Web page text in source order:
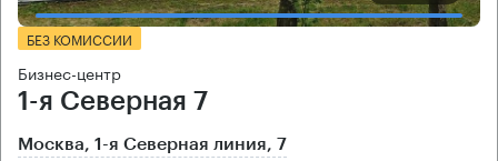
БЕЗ КОМИССИИ
Бизнес-центр
1-я Северная 7
Москва, 1-я Северная линия, 7